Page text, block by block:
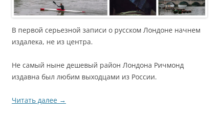
В первой серьезной записи о русском Лондоне начнем
издалека, не из центра.
Не самый ныне дешевый район Лондона Ричмонд
издавна был любим выходцами из России.
Читать далее →